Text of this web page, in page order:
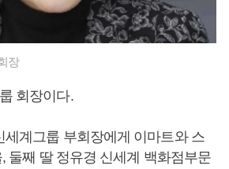
장
회장이다.
세계그룹 부회장에게 이마트와 스
둘째 딸 정유경 신세계 백화점부문